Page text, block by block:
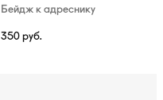
Бейдж к адреснику
350 руб.